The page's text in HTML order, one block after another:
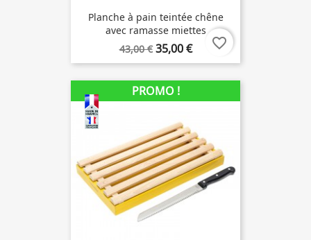
Planche à pain teintée chêne
avec ramasse miettes
43,00 € 35,00 € favorite_border
PROMO !